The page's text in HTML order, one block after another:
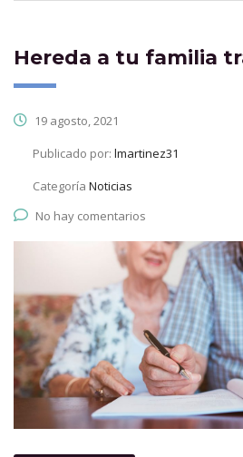
Hereda a tu familia
19 agosto, 2021
Publicado por: lmartinez31
Categoría Noticias
No hay comentarios